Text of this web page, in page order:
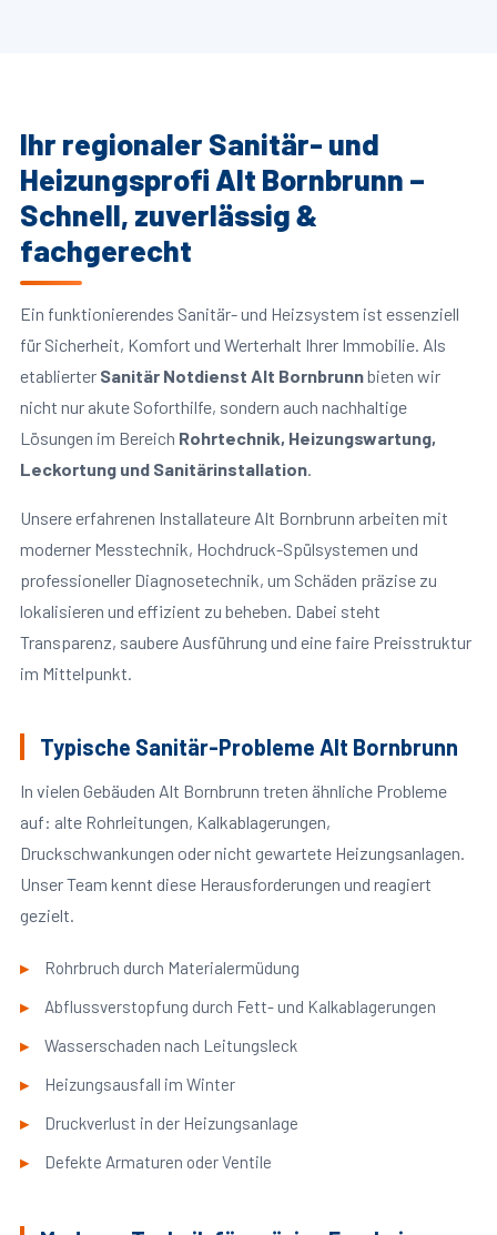
Ihr regionaler Sanitär- und
Heizungsprofi Alt Bornbrunn –
Schnell, zuverlässig &
fachgerecht
Ein funktionierendes Sanitär- und Heizsystem ist essenziell
für Sicherheit, Komfort und Werterhalt Ihrer Immobilie. Als
etablierter Sanitär Notdienst Alt Bornbrunnbieten wir
nicht nur akute Soforthilfe, sondern auch nachhaltige
Lösungen im Bereich Rohrtechnik, Heizungswartung,
Leckortung und Sanitärinstallation.
Unsere erfahrenen Installateure Alt Bornbrunn arbeiten mit
moderner Messtechnik, Hochdruck-Spülsystemen und
professioneller Diagnosetechnik, um Schäden präzise zu
lokalisieren und effizient zu beheben. Dabei steht
Transparenz, saubere Ausführung und eine faire Preisstruktur
im Mittelpunkt.
Typische Sanitär-Probleme Alt Bornbrunn
In vielen Gebäuden Alt Bornbrunn treten ähnliche Probleme
auf: alte Rohrleitungen, Kalkablagerungen,
Druckschwankungen oder nicht gewartete Heizungsanlagen.
Unser Team kennt diese Herausforderungen und reagiert
gezielt.
Rohrbruch durch Materialermüdung
Abflussverstopfung durch Fett- und Kalkablagerungen
Wasserschaden nach Leitungsleck
Heizungsausfall im Winter
Druckverlust in der Heizungsanlage
Defekte Armaturen oder Ventile